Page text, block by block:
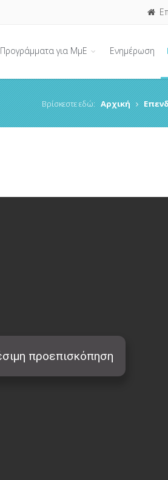
Προγράμματα για ΜμΕ Ενημέρωση
Βρίσκεστε εδώ: Αρχική